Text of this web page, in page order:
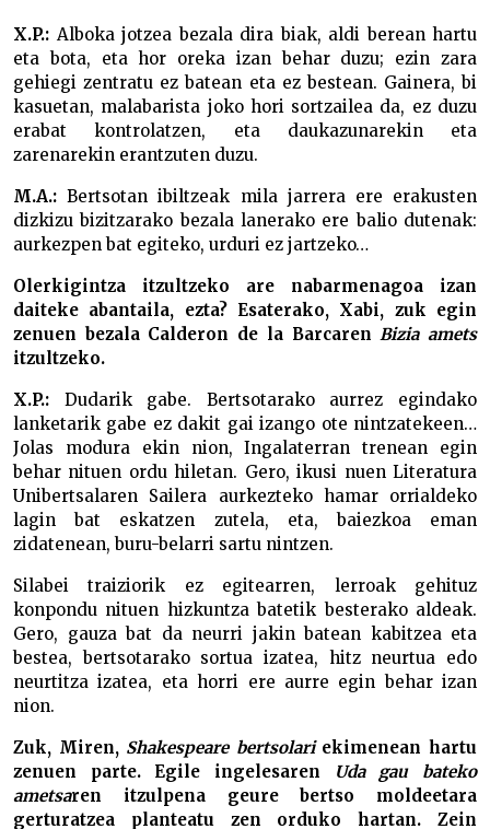
X.P.: Alboka jotzea bezala dira biak, aldi berean hartu
eta bota, eta hor oreka izan behar duzu; ezin zara
gehiegi zentratu ez batean eta ez bestean. Gainera, bi
kasuetan, malabarista joko hori sortzailea da, ez duzu
erabat kontrolatzen, eta daukazunarekin eta
zarenarekin erantzuten duzu.
M.A.: Bertsotan ibiltzeak mila jarrera ere erakusten
dizkizu bizitzarako bezala lanerako ere balio dutenak:
aurkezpen bat egiteko, urduri ez jartzeko…
Olerkigintza itzultzeko are nabarmenagoa izan
daiteke abantaila, ezta? Esaterako, Xabi, zuk egin
zenuen bezala Calderon de la BarcarenBizia amets
itzultzeko.
X.P.: Dudarik gabe. Bertsotarako aurrez egindako
lanketarik gabe ez dakit gai izango ote nintzatekeen…
Jolas modura ekin nion, Ingalaterran trenean egin
behar nituen ordu hiletan. Gero, ikusi nuen Literatura
Unibertsalaren Sailera aurkezteko hamar orrialdeko
lagin bat eskatzen zutela, eta, baiezkoa eman
zidatenean, buru-belarri sartu nintzen.
Silabei traiziorik ez egitearren, lerroak gehituz
konpondu nituen hizkuntza batetik besterako aldeak.
Gero, gauza bat da neurri jakin batean kabitzea eta
bestea, bertsotarako sortua izatea, hitz neurtua edo
neurtitza izatea, eta horri ere aurre egin behar izan
nion.
Zuk, Miren, Shakespeare bertsolariekimenean hartu
zenuen parte. Egile ingelesaren
Uda gau bateko
ametsaren itzulpena geure bertso moldeetara
gerturatzea planteatu zen orduko hartan. Zein